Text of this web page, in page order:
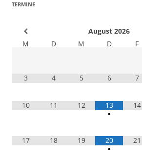
TERMINE
August 2026
M
D M D F
3 4 5 6 7
10 11 12
13
•
14
17 18 19
20
•
21